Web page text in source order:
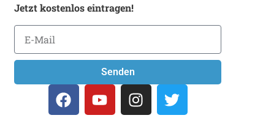
Jetzt kostenlos eintragen!
Senden